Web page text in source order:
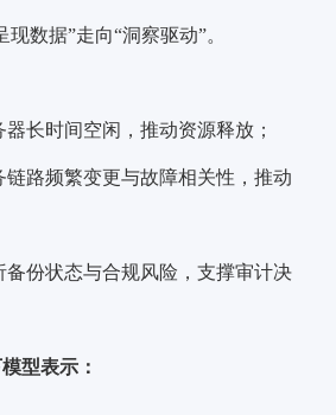
数据”走向“洞察驱动”。
长时间空闲，推动资源释放；
链路频繁变更与故障相关性，推动
备份状态与合规风险，支撑审计决
型表示：